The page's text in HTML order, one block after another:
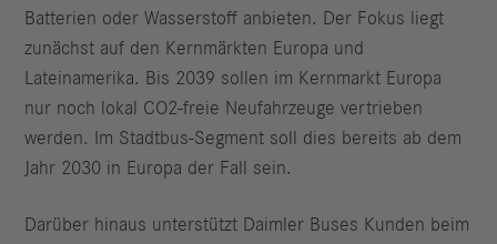
Batterien oder Wasserstoff anbieten. Der Fokus liegt
zunächst auf den Kernmärkten Europa und
Lateinamerika. Bis 2039 sollen im Kernmarkt Europa
nur noch lokal CO2-freie Neufahrzeuge vertrieben
werden. Im Stadtbus-Segment soll dies bereits ab dem
Jahr 2030 in Europa der Fall sein.
Darüber hinaus unterstützt Daimler Buses Kunden beim